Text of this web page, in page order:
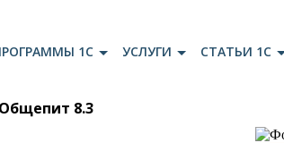
1С УСЛУГИ СТАТЬИ 1С
8.3